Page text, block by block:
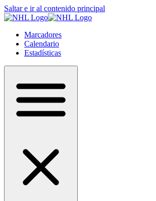
Saltar e ir al contenido principal
Marcadores
Calendario
Estadísticas